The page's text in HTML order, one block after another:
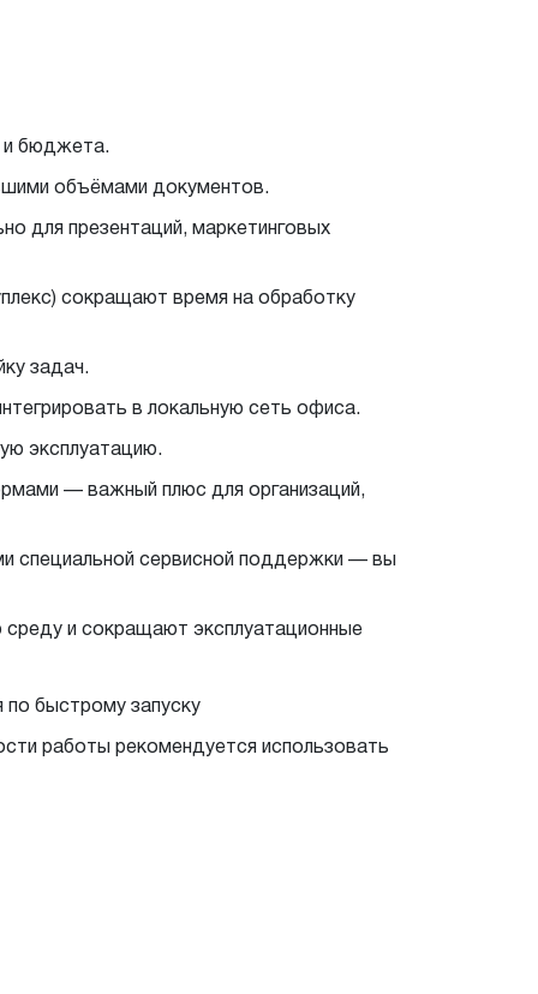
и бюджета.
объёмами документов.
для презентаций, маркетинговых
сокращают время на обработку
задач.
в локальную сеть офиса.
эксплуатацию.
— важный плюс для организаций,
специальной сервисной поддержки — вы
и сокращают эксплуатационные
по быстрому запуску
работы рекомендуется использовать